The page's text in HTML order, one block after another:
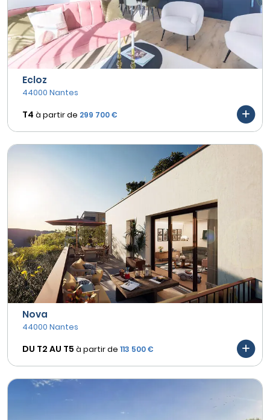
Ecloz
44000 Nantes
T4 à partir de 299 700 €
Nova
44000 Nantes
DU T2 AU T5 à partir de 113 500 €